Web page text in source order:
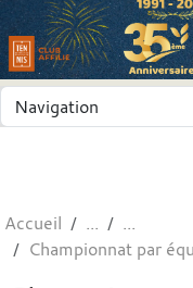
Accueil
Championnat par
Panneau de gestion